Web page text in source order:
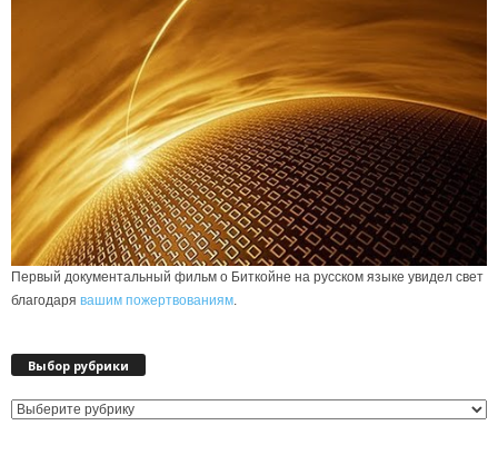
Первый документальный фильм о Биткойне на русском языке увидел свет
благодаря вашим пожертвованиям.
Выбор рубрики
Выбор